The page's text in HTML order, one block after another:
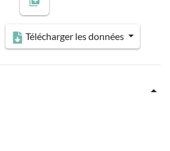
Télécharger les données